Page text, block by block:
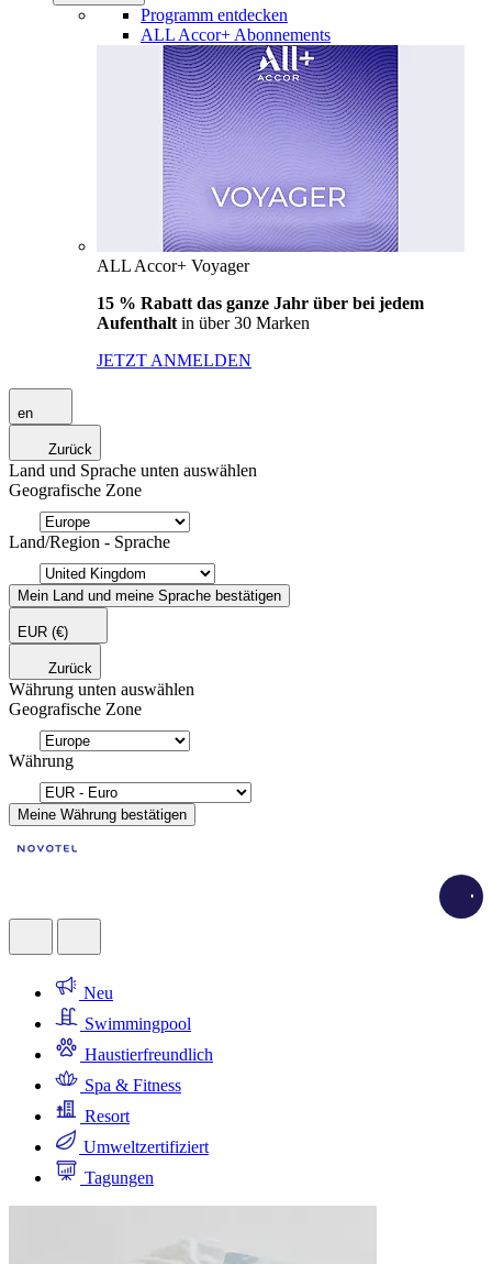
Programm entdecken
ALL Accor+ Abonnements
ALL Accor+ Voyager
15 % Rabatt das ganze Jahr über bei jedem
Aufenthalt in über 30 Marken
JETZT ANMELDEN
en
Zurück
Land und Sprache unten auswählen
Geografische Zone
Land/Region - Sprache
Mein Land und meine Sprache bestätigen
EUR (€)
Zurück
Währung unten auswählen
Geografische Zone
Währung
Meine Währung bestätigen
Neu
Swimmingpool
Haustierfreundlich
Spa & Fitness
Resort
Umweltzertifiziert
Tagungen